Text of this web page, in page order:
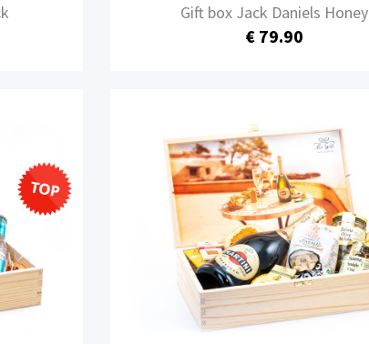
Gift box Jack Daniels Honey
€ 79.90